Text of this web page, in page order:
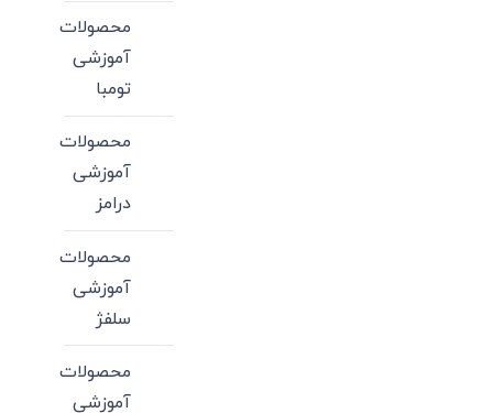
محصولات
آموزشی
تومبا
محصولات
آموزشی
درامز
محصولات
آموزشی
سلفژ
محصولات
آموزشی